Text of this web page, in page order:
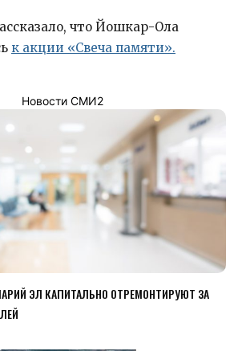
что Йошкар-Ола
к акции «Свеча памяти».
Новости СМИ2
ЭЛ КАПИТАЛЬНО ОТРЕМОНТИРУЮТ ЗА